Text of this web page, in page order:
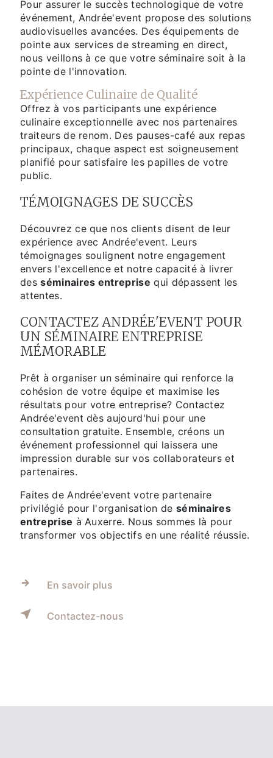
Pour assurer le succès technologique de votre
événement, Andrée'event propose des solutions
audiovisuelles avancées. Des équipements de
pointe aux services de streaming en direct,
nous veillons à ce que votre séminaire soit à la
pointe de l'innovation.
Expérience Culinaire de Qualité
Offrez à vos participants une expérience
culinaire exceptionnelle avec nos partenaires
traiteurs de renom. Des pauses-café aux repas
principaux, chaque aspect est soigneusement
planifié pour satisfaire les papilles de votre
public.
TÉMOIGNAGES DE SUCCÈS
Découvrez ce que nos clients disent de leur
expérience avec Andrée'event. Leurs
témoignages soulignent notre engagement
envers l'excellence et notre capacité à livrer
desséminaires entreprise qui dépassent les
attentes.
CONTACTEZ ANDRÉE'EVENT POUR
UN SÉMINAIRE ENTREPRISE
MÉMORABLE
Prêt à organiser un séminaire qui renforce la
cohésion de votre équipe et maximise les
résultats pour votre entreprise? Contactez
Andrée'event dès aujourd'hui pour une
consultation gratuite. Ensemble, créons un
événement professionnel qui laissera une
impression durable sur vos collaborateurs et
partenaires.
Faites de Andrée'event votre partenaire
privilégié pour l'organisation de séminaires
entreprise à Auxerre. Nous sommes là pour
transformer vos objectifs en une réalité réussie.
En savoir plus
Contactez-nous